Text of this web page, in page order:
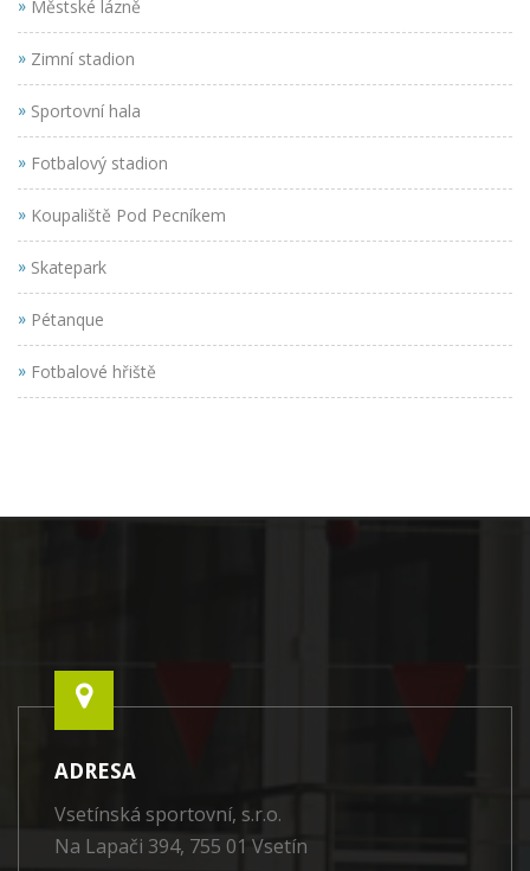
» Městské lázně
» Zimní stadion
» Sportovní hala
» Fotbalový stadion
» Koupaliště Pod Pecníkem
» Skatepark
» Pétanque
» Fotbalové hřiště
ADRESA
Vsetínská sportovní, s.r.o.
Na Lapači 394, 755 01 Vsetín